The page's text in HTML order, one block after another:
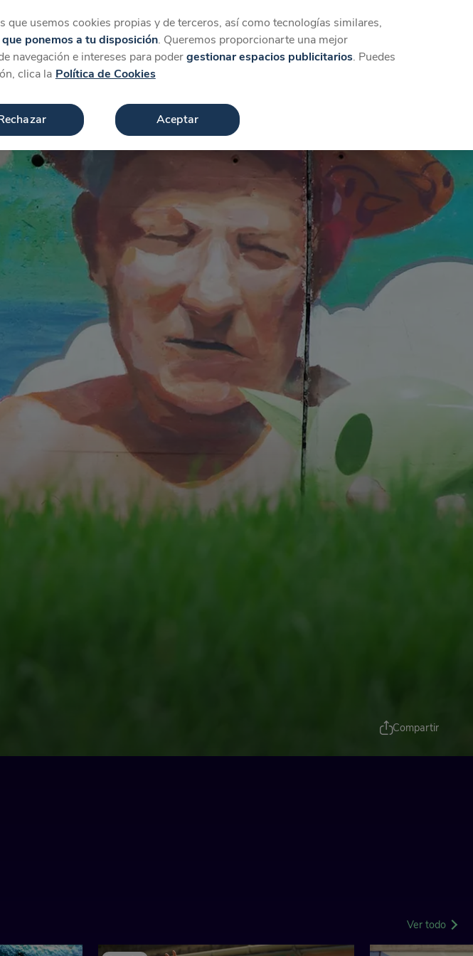
Iniciar sesión Crear cuenta
Compartir
Ver todo
que usemos cookies propias y de terceros, así como tecnologías similares,
ponemos a tu disposición. Queremos proporcionarte una mejor
navegación e intereses para podergestionar espacios publicitarios. Puedes
clica la Política de Cookies
Aceptar